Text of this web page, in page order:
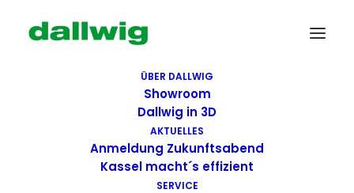
ÜBER DALLWIG
Showroom
Dallwig in 3D
AKTUELLES
Anmeldung Zukunftsabend
Kassel macht´s effizient
SERVICE